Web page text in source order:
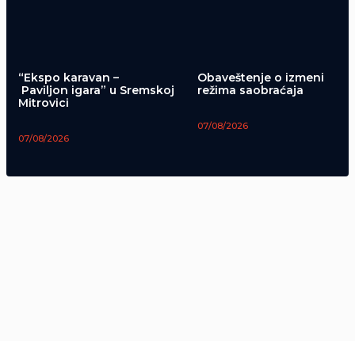
“Ekspo karavan –
Paviljon igara” u Sremskoj
Mitrovici
07/08/2026
Obaveštenje o izmeni
režima saobraćaja
07/08/2026